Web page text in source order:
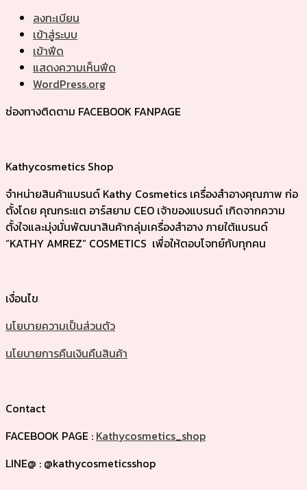
ลงทะเบียน
เข้าสู่ระบบ
เข้าฟีด
แสดงความเห็นฟีด
WordPress.org
ช่องทางติดตาม FACEBOOK FANPAGE
Kathycosmetics Shop
จำหน่ายสินค้าแบรนด์ Kathy Cosmetics เครื่องสำอางคุณภาพ ก่อ
ตั้งโดย คุณกระแต อาร์สยาม CEO เจ้าของแบรนด์ เกิดจากความ
ตั้งใจและมุ่งมั่นพัฒนาสินค้ากลุ่มเครื่องสำอาง ภายใต้แบรนด์
“KATHY AMREZ” COSMETICS เพื่อให้ตอบโจทย์กับทุกคน
เงื่อนไข
นโยบายความเป็นส่วนตัว
นโยบายการคืนเงินคืนสินค้า
Contact
FACEBOOK PAGE : Kathycosmetics_shop
LINE@ : @kathycosmeticsshop